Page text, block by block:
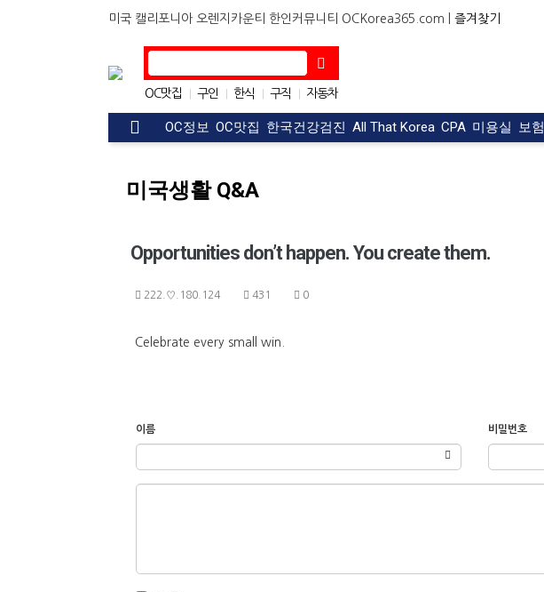
미국 캘리포니아 오렌지카운티 한인커뮤니티 OCKorea365.com | 즐겨찾기
OC맛집 구인 한식 구직 자동차
| 아파트
OC정보 OC맛집 한국건강검진 All That Korea CPA 미용실 보험
미국생활 Q&A
Opportunities don’t happen. You create them.
222.♡.180.124 431 0
Celebrate every small win.
이름 비밀번호